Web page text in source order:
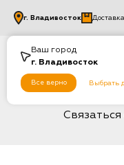
Ваш город
г. Владивосток
Все верно Выбрать
г. Владивосток
Связаться